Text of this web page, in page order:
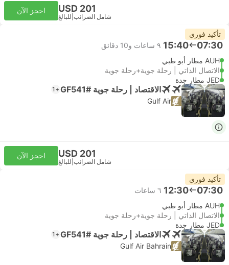
USD 201
شامل الضرائب للبالغ
احجز الآن
تأكيد فوري
07:30
15:40 ٩ ساعات و‫10 دقائق
AUH مطار أبو ظبي
الاتصال الذاتي | رحلة جوية+رحلة جوية
JED مطار جدة
الاقتصاد | رحلة جوية #GF541 +1
Gulf Air
USD 201
شامل الضرائب للبالغ
احجز الآن
تأكيد فوري
07:30
12:30 ٦ ساعات
AUH مطار أبو ظبي
الاتصال الذاتي | رحلة جوية+رحلة جوية
JED مطار جدة
الاقتصاد | رحلة جوية #GF541 +1
Gulf Air Bahrain